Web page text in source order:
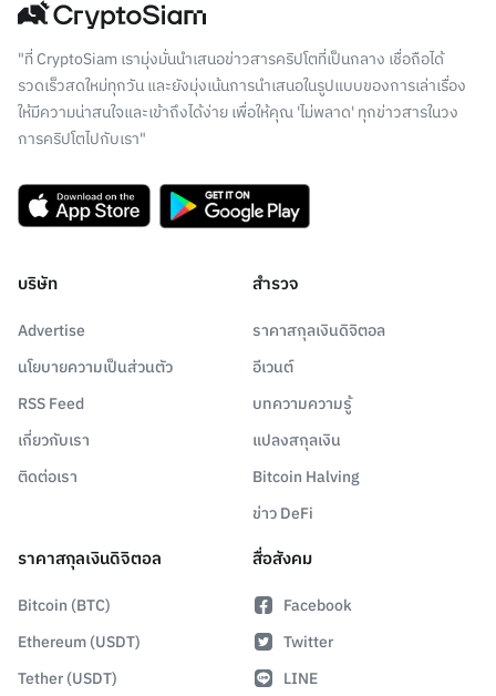
"ที่ CryptoSiam เรามุ่งมั่นนำเสนอข่าวสารคริปโตที่เป็นกลาง เชื่อถือได้
รวดเร็วสดใหม่ทุกวัน และยังมุ่งเน้นการนำเสนอในรูปแบบของการเล่าเรื่อง
ให้มีความน่าสนใจและเข้าถึงได้ง่าย เพื่อให้คุณ 'ไม่พลาด' ทุกข่าวสารในวง
การคริปโตไปกับเรา"
บริษัท
Advertise
นโยบายความเป็นส่วนตัว
RSS Feed
เกี่ยวกับเรา
ติดต่อเรา
สำรวจ
ราคาสกุลเงินดิจิตอล
อีเวนต์
บทความความรู้
แปลงสกุลเงิน
Bitcoin Halving
ข่าว DeFi
ราคาสกุลเงินดิจิตอล
Bitcoin (BTC)
Ethereum (USDT)
Tether (USDT)
สื่อสังคม
Facebook
Twitter
LINE